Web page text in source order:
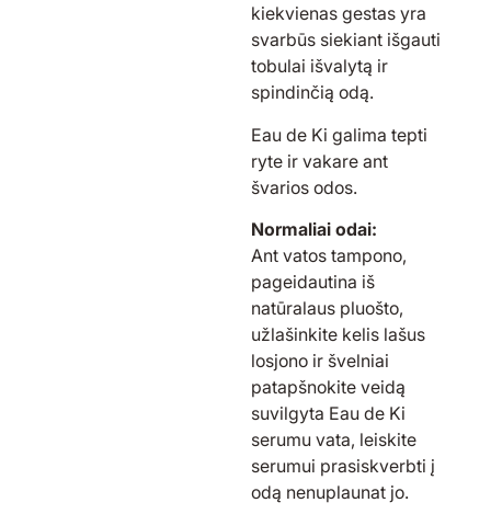
kiekvienas gestas yra
svarbūs siekiant išgauti
tobulai išvalytą ir
spindinčią odą.
Eau de Ki galima tepti
ryte ir vakare ant
švarios odos.
Normaliai odai:
Ant vatos tampono,
pageidautina iš
natūralaus pluošto,
užlašinkite kelis lašus
losjono ir švelniai
patapšnokite veidą
suvilgyta Eau de Ki
serumu vata, leiskite
serumui prasiskverbti į
odą nenuplaunat jo.